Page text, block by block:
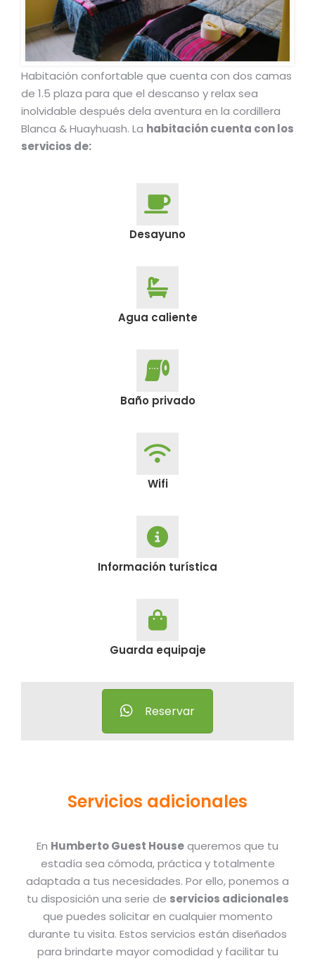
Habitación confortable que cuenta con dos camas
de 1.5 plaza para que el descanso y relax sea
inolvidable después dela aventura en la cordillera
Blanca & Huayhuash. La habitación cuenta con los
servicios de:
Desayuno
Agua caliente
Baño privado
Wifi
Información turística
Guarda equipaje
Reservar
Servicios adicionales
En Humberto Guest Housequeremos que tu
estadía sea cómoda, práctica y totalmente
adaptada a tus necesidades. Por ello, ponemos a
tu disposición una serie de servicios adicionales
que puedes solicitar en cualquier momento
durante tu visita. Estos servicios están diseñados
para brindarte mayor comodidad y facilitar tu